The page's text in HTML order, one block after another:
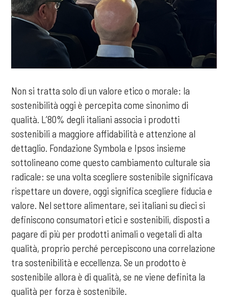
Non si tratta solo di un valore etico o morale: la
sostenibilità oggi è percepita come sinonimo di
qualità. L’80% degli italiani associa i prodotti
sostenibili a maggiore affidabilità e attenzione al
dettaglio. Fondazione Symbola e Ipsos insieme
sottolineano come questo cambiamento culturale sia
radicale: se una volta scegliere sostenibile significava
rispettare un dovere, oggi significa scegliere fiducia e
valore. Nel settore alimentare, sei italiani su dieci si
definiscono consumatori etici e sostenibili, disposti a
pagare di più per prodotti animali o vegetali di alta
qualità, proprio perché percepiscono una correlazione
tra sostenibilità e eccellenza. Se un prodotto è
sostenibile allora è di qualità, se ne viene definita la
qualità per forza è sostenibile.